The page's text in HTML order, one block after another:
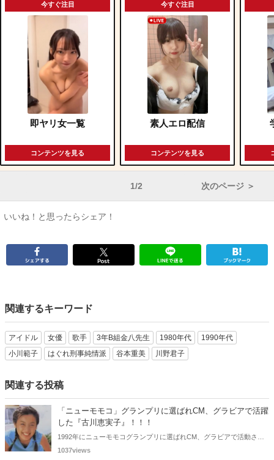
今すぐ注目
即ヤリ女一覧
コンテンツを見る
今すぐ注目
素人エロ配信
コンテンツを見る
1/2 次のページ ＞
いいね！と思ったらシェア！
関連するキーワード
アイドル 女優 歌手 3年B組金八先生 1980年代
1990年代
小川範子
はぐれ刑事純情派 谷本重美 川野君子
関連する投稿
「ニューモモコ」グランプリに選ばれCM、グラビアで活躍
した『古川恵実子』！！！
1992年にニューモモコグランプリに選ばれCM、グラビアで活動され
ていた古川恵実子さん。2010年3月頃まではラジオDJを担当されてい
1037views